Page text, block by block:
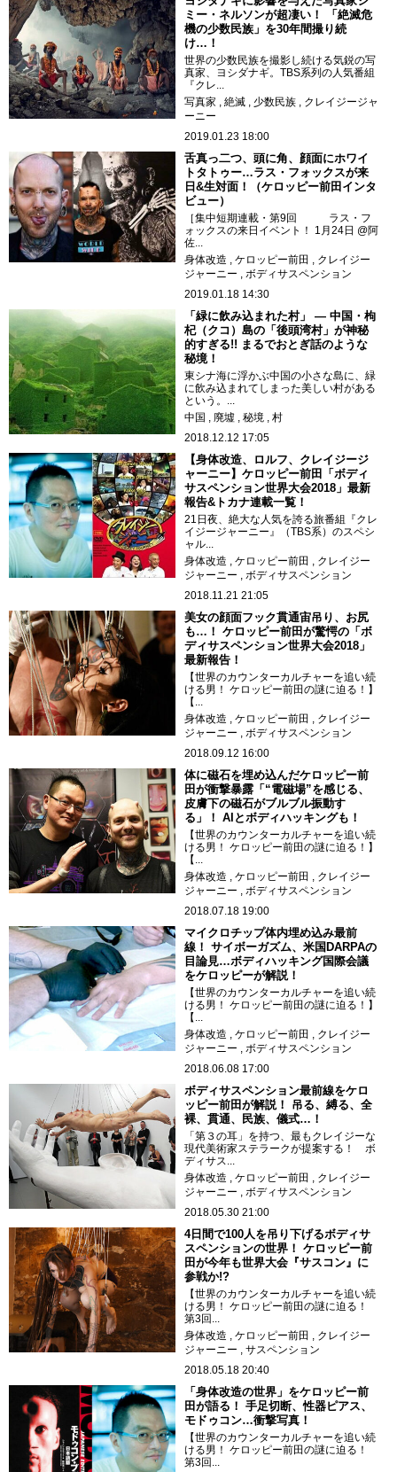
ミー・ネルソンが超凄い！ 「絶滅危
機の少数民族」を30年間撮り続
け…！
世界の少数民族を撮影し続ける気鋭の写
真家、ヨシダナギ。TBS系列の人気番組
『クレ...
写真家
絶滅 少数民族
クレイジージャ
ーニー
2019.01.23 18:00
舌真っ二つ、頭に角、顔面にホワイ
トタトゥー…ラス・フォックスが来
日&生対面！（ケロッピー前田インタ
ビュー）
［集中短期連載・第9回 ラス・フ
ォックスの来日イベント！ 1月24日 @阿
佐...
身体改造
ケロッピー前田
クレイジー
ジャーニー
ボディサスペンション
2019.01.18 14:30
「緑に飲み込まれた村」 ― 中国・枸
杞（クコ）島の「後頭湾村」が神秘
的すぎる!! まるでおとぎ話のような
秘境！
東シナ海に浮かぶ中国の小さな島に、緑
に飲み込まれてしまった美しい村がある
という。...
中国
廃墟 秘境
村
2018.12.12 17:05
【身体改造、ロルフ、クレイジージ
ャーニー】ケロッピー前田「ボディ
サスペンション世界大会2018」最新
報告&トカナ連載一覧！
21日夜、絶大な人気を誇る旅番組『クレ
イジージャーニー』（TBS系）のスペシ
ャル...
身体改造
ケロッピー前田
クレイジー
ジャーニー
ボディサスペンション
2018.11.21 21:05
美女の顔面フック貫通宙吊り、お尻
も…！ ケロッピー前田が驚愕の「ボ
ディサスペンション世界大会2018」
最新報告！
【世界のカウンターカルチャーを追い続
ける男！ ケロッピー前田の謎に迫る！】
【...
身体改造
ケロッピー前田
クレイジー
ジャーニー
ボディサスペンション
2018.09.12 16:00
体に磁石を埋め込んだケロッピー前
田が衝撃暴露「“電磁場”を感じる、
皮膚下の磁石がブルブル振動す
る」！ AIとボディハッキングも！
【世界のカウンターカルチャーを追い続
ける男！ ケロッピー前田の謎に迫る！】
【...
身体改造
ケロッピー前田
クレイジー
ジャーニー
ボディサスペンション
2018.07.18 19:00
マイクロチップ体内埋め込み最前
線！ サイボーガズム、米国DARPAの
目論見…ボディハッキング国際会議
をケロッピーが解説！
【世界のカウンターカルチャーを追い続
ける男！ ケロッピー前田の謎に迫る！】
【...
身体改造
ケロッピー前田
クレイジー
ジャーニー
ボディサスペンション
2018.06.08 17:00
ボディサスペンション最前線をケロ
ッピー前田が解説！ 吊る、縛る、全
裸、貫通、民族、儀式…！
「第３の耳」を持つ、最もクレイジーな
現代美術家ステラークが提案する！ ボ
ディサス...
身体改造
ケロッピー前田
クレイジー
ジャーニー
ボディサスペンション
2018.05.30 21:00
4日間で100人を吊り下げるボディサ
スペンションの世界！ ケロッピー前
田が今年も世界大会『サスコン』に
参戦か!?
【世界のカウンターカルチャーを追い続
ける男！ ケロッピー前田の謎に迫る！
第3回...
身体改造
ケロッピー前田
クレイジー
ジャーニー
サスペンション
2018.05.18 20:40
「身体改造の世界」をケロッピー前
田が語る！ 手足切断、性器ピアス、
モドゥコン…衝撃写真！
【世界のカウンターカルチャーを追い続
ける男！ ケロッピー前田の謎に迫る！
第3回...